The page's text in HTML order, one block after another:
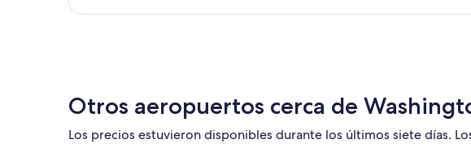
Otros aeropuertos cerca de
Los precios estuvieron disponibles durante los últimos siete días.